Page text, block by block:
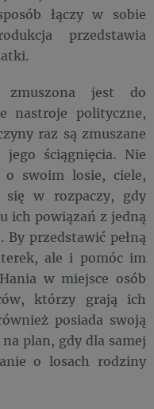
łączy w sobie
przedstawia
jest do
nastroje polityczne,
raz są zmuszane
ściągnięcia. Nie
o swoim losie, ciele,
się w rozpaczy, gdy
ich powiązań z jedną
przedstawić pełną
ale i pomóc im
w miejsce osób
którzy grają ich
posiada swoją
plan, gdy dla samej
o losach rodziny